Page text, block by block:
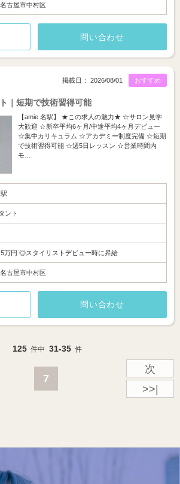
古屋市中村区
問い合わせ
おすすめ
掲載日： 2026/08/01
｜短期で技術習得可能
【amie 名駅】 ★この求人の魅力★ ☆サロン見学
大歓迎 ☆新卒平均6ヶ月/中途平均4ヶ月デビュー
☆集中カリキュラム ☆アカデミー制度完備 ☆短期
で技術習得可能 ☆週5日レッスン ☆営業時間内
モ…
ント
万円 ◎スタイリストデビュー時に昇給
古屋市中村区
問い合わせ
125 件中 31-35 件
7
次
>>|